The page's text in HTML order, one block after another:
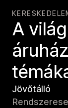
A
Jövőtálló